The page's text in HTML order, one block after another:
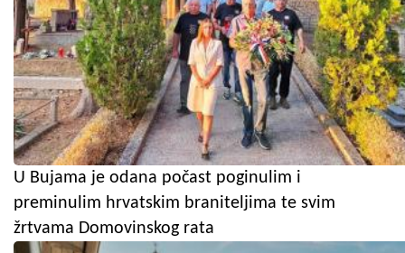
U Bujama je odana počast poginulim i
preminulim hrvatskim braniteljima te svim
žrtvama Domovinskog rata